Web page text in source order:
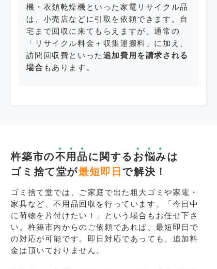
機・衣類乾燥機といった家電リサイクル品
は、小売店などに引取を依頼できます。自
宅まで回収に来てもらえますが、通常の
「リサイクル料金＋収集運搬料」に加え、
訪問回収費といった 追加費用を請求される
場合 もあります。
杵築市の不用品に関する お悩みは
ゴミ捨て堂が最短即日 で解決！
ゴミ捨て堂では、ご家庭で出た粗大ゴミや家電・
家具など、不用品回収を行っています。「今日中
に荷物を片付けたい！」という場合もお任せ下さ
い。杵築市内からのご依頼であれば、最短即日で
の対応が可能です。即日対応であっても、追加料
金は頂いておりません。